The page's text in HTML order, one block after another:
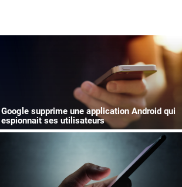
Google supprime une application Android qui
espionnait ses utilisateurs